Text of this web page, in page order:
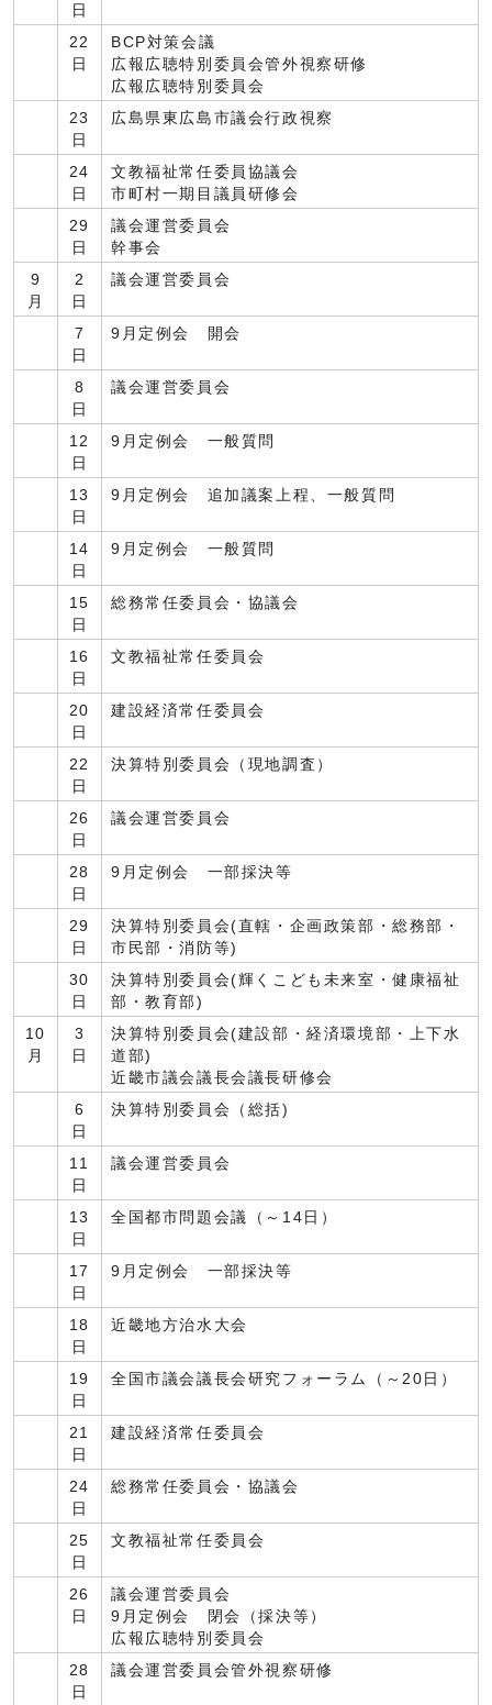
日
22
日
BCP対策会議
広報広聴特別委員会管外視察研修
広報広聴特別委員会
23
日
広島県東広島市議会行政視察
24
日
文教福祉常任委員協議会
市町村一期目議員研修会
29
日
議会運営委員会
幹事会
9
月
2
日
議会運営委員会
7
日
9月定例会 開会
8
日
議会運営委員会
12
日
9月定例会 一般質問
13
日
9月定例会 追加議案上程、一般質問
14
日
9月定例会 一般質問
15
日
総務常任委員会・協議会
16
日
文教福祉常任委員会
20
日
建設経済常任委員会
22
日
決算特別委員会（現地調査）
26
日
議会運営委員会
28
日
9月定例会 一部採決等
29
日
決算特別委員会(直轄・企画政策部・総務部・
市民部・消防等)
30
日
決算特別委員会(輝くこども未来室・健康福祉
部・教育部)
10
月
3
日
決算特別委員会(建設部・経済環境部・上下水
道部)
近畿市議会議長会議長研修会
6
日
決算特別委員会（総括)
11
日
議会運営委員会
13
日
全国都市問題会議（～14日）
17
日
9月定例会 一部採決等
18
日
近畿地方治水大会
19
日
全国市議会議長会研究フォーラム（～20日）
21
日
建設経済常任委員会
24
日
総務常任委員会・協議会
25
日
文教福祉常任委員会
26
日
議会運営委員会
9月定例会 閉会（採決等）
広報広聴特別委員会
28
日
議会運営委員会管外視察研修